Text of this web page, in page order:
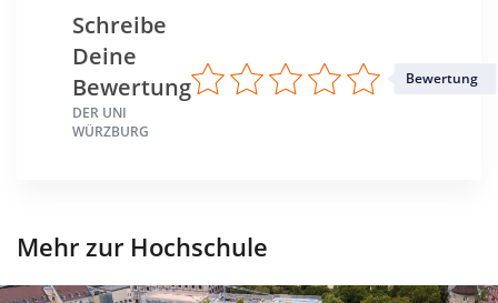
Schreibe
Deine
Bewertung
DER UNI
WÜRZBURG
Bewertung
Mehr zur Hochschule